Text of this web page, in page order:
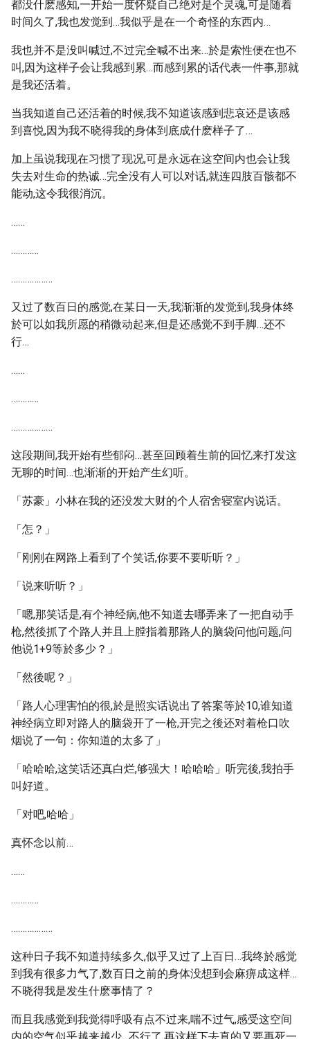
都没什麽感知,一开始一度怀疑自己绝对是个灵魂,可是随着
时间久了,我也发觉到…我似乎是在一个奇怪的东西内…
我也并不是没叫喊过,不过完全喊不出来…於是索性便在也不
叫,因为这样子会让我感到累…而感到累的话代表一件事,那就
是我还活着。
当我知道自己还活着的时候,我不知道该感到悲哀还是该感
到喜悦,因为我不晓得我的身体到底成什麽样子了…
加上虽说我现在习惯了现况,可是永远在这空间内也会让我
失去对生命的热诚…完全没有人可以对话,就连四肢百骸都不
能动,这令我很消沉。
……
…………
………………
又过了数百日的感觉,在某日一天,我渐渐的发觉到,我身体终
於可以如我所愿的稍微动起来,但是还感觉不到手脚…还不
行…
……
…………
………………
这段期间,我开始有些郁闷…甚至回顾着生前的回忆来打发这
无聊的时间…也渐渐的开始产生幻听。
「苏豪」小林在我的还没发大财的个人宿舍寝室内说话。
「怎？」
「刚刚在网路上看到了个笑话,你要不要听听？」
「说来听听？」
「嗯,那笑话是,有个神经病,他不知道去哪弄来了一把自动手
枪,然後抓了个路人并且上膛指着那路人的脑袋问他问题,问
他说1+9等於多少？」
「然後呢？」
「路人心理害怕的很,於是照实话说出了答案等於10,谁知道
神经病立即对路人的脑袋开了一枪,开完之後还对着枪口吹
烟说了一句：你知道的太多了」
「哈哈哈,这笑话还真白烂,够强大！哈哈哈」听完後,我拍手
叫好道。
「对吧,哈哈」
真怀念以前…
……
…………
………………
这种日子我不知道持续多久,似乎又过了上百日…我终於感觉
到我有很多力气了,数百日之前的身体没想到会麻痹成这样…
不晓得我是发生什麽事情了？
而且我感觉到我觉得呼吸有点不过来,喘不过气,感受这空间